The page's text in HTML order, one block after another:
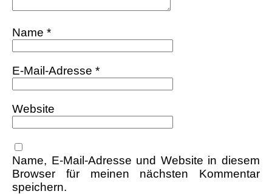
Name *
E-Mail-Adresse *
Website
Name, E-Mail-Adresse und Website in diesem
Browser für meinen nächsten Kommentar
speichern.